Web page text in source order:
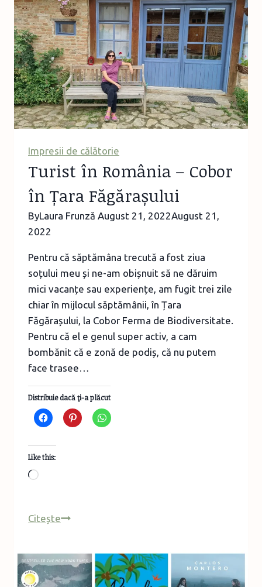
la
muzeu
–
Muzeul
de
Pânze
și
Povești
la
Mândra
Impresii de călătorie
Turist în România – Cobor
în Țara Făgărașului
ByLaura Frunză August 21, 2022August 21,
2022
Pentru că săptămâna trecută a fost ziua
soțului meu și ne-am obișnuit să ne dăruim
mici vacanțe sau experiențe, am fugit trei zile
chiar în mijlocul săptămânii, în Țara
Făgărașului, la Cobor Ferma de Biodiversitate.
Pentru că el e genul super activ, a cam
bombănit că e zonă de podiș, că nu putem
face trasee…
Distribuie dacă ţi-a plăcut
Like this:
Loading…
CiteșteTurist
–
Cobor